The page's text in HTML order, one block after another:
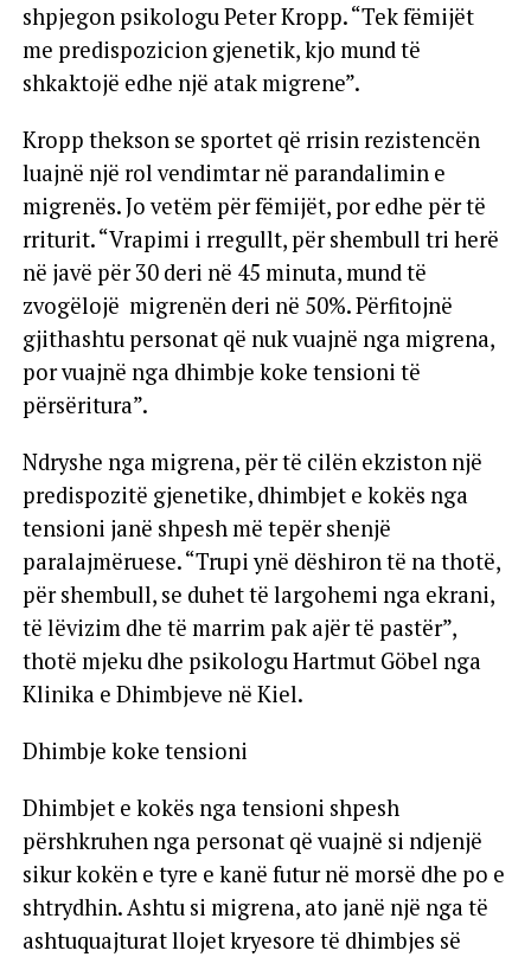
shpjegon psikologu Peter Kropp. “Tek fëmijët
me predispozicion gjenetik, kjo mund të
shkaktojë edhe një atak migrene”.
Kropp thekson se sportet që rrisin rezistencën
luajnë një rol vendimtar në parandalimin e
migrenës. Jo vetëm për fëmijët, por edhe për të
rriturit. “Vrapimi i rregullt, për shembull tri herë
në javë për 30 deri në 45 minuta, mund të
zvogëlojë migrenën deri në 50%. Përfitojnë
gjithashtu personat që nuk vuajnë nga migrena,
por vuajnë nga dhimbje koke tensioni të
përsëritura”.
Ndryshe nga migrena, për të cilën ekziston një
predispozitë gjenetike, dhimbjet e kokës nga
tensioni janë shpesh më tepër shenjë
paralajmëruese. “Trupi ynë dëshiron të na thotë,
për shembull, se duhet të largohemi nga ekrani,
të lëvizim dhe të marrim pak ajër të pastër”,
thotë mjeku dhe psikologu Hartmut Göbel nga
Klinika e Dhimbjeve në Kiel.
Dhimbje koke tensioni
Dhimbjet e kokës nga tensioni shpesh
përshkruhen nga personat që vuajnë si ndjenjë
sikur kokën e tyre e kanë futur në morsë dhe po e
shtrydhin. Ashtu si migrena, ato janë një nga të
ashtuquajturat llojet kryesore të dhimbjes së